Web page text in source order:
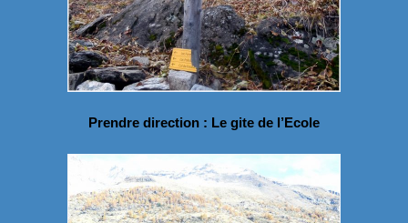
Prendre direction : Le gite de l’Ecole